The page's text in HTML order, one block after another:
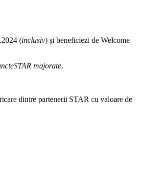
(inclusiv) și beneficiezi de Welcome
majorate.
dintre partenerii STAR cu valoare de